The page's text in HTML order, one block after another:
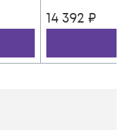
14 392 ₽